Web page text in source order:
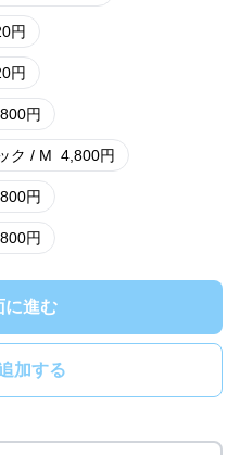
円
円
円
ク / M 4,800円
円
円
に進む
加する